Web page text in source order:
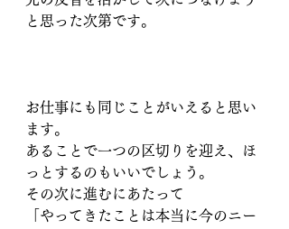
と思った次第です。
お仕事にも同じことがいえると思い
ます。
あることで一つの区切りを迎え、ほ
っとするのもいいでしょう。
その次に進むにあたって
「やってきたことは本当に今のニー